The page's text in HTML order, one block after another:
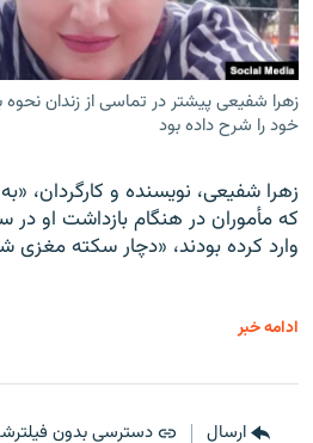
زهرا شفیعی پیشتر در تماسی از زندان
خود را شرح داده بود
زهرا شفیعی، نویسنده و کارگردان،
وارد کرده بودند، «دچار سکته مغزی
ادامه خبر
ارسال دسترسی بدون